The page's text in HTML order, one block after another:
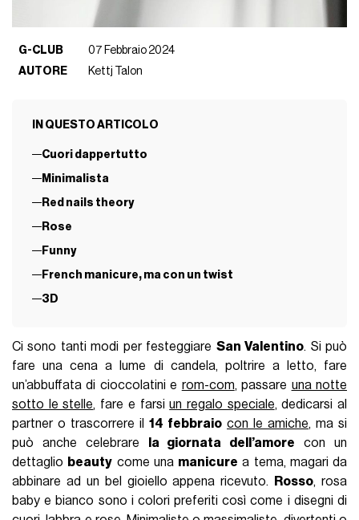
G-CLUB
07 Febbraio 2024
AUTORE
Kettj Talon
IN QUESTO ARTICOLO
Cuori dappertutto
Minimalista
Red nails theory
Rose
Funny
French manicure, ma con un twist
3D
Ci sono tanti modi per festeggiare San Valentino. Si può
fare una cena a lume di candela, poltrire a letto, fare
un’abbuffata di cioccolatini e rom-com, passare una notte
sotto le stelle, fare e farsiun regalo speciale, dedicarsi al
partner o trascorrere il14 febbraio con le amiche, ma si
può anche celebrare
la giornata dell’amore con un
dettaglio beauty come una manicure a tema, magari da
abbinare ad un bel gioiello appena ricevuto.
Rosso, rosa
baby e bianco sono i colori preferiti così come i disegni di